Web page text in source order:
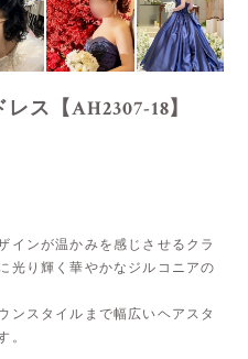
ス【AH2307-18】
インが温かみを感じさせるクラ
光り輝く華やかなジルコニアの
ンスタイルまで幅広いヘアスタ
。